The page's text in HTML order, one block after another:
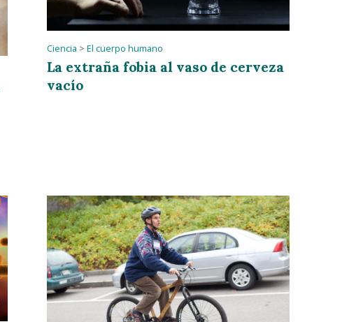
Ciencia > El cuerpo humano
La extraña fobia al vaso de cerveza
vacío